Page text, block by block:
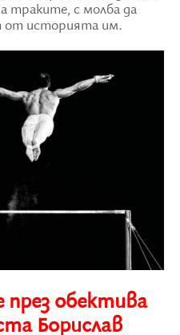
траките, с молба да
от историята им.
през обектива
Борислав